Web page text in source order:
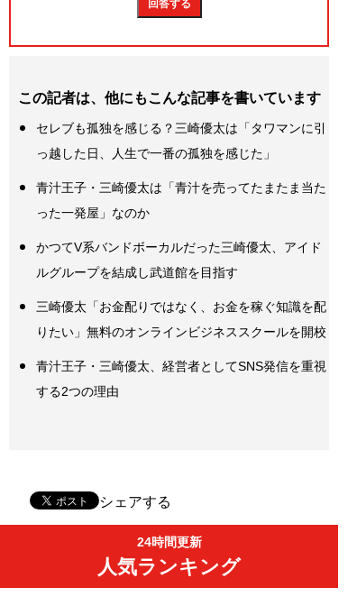
この記者は、他にもこんな記事を書いています
セレブも孤独を感じる？三崎優太は「タワマンに引
っ越した日、人生で一番の孤独を感じた」
青汁王子・三崎優太は「青汁を売ってたまたま当た
った一発屋」なのか
かつてV系バンドボーカルだった三崎優太、アイド
ルグループを結成し武道館を目指す
三崎優太「お金配りではなく、お金を稼ぐ知識を配
りたい」無料のオンラインビジネススクールを開校
青汁王子・三崎優太、経営者としてSNS発信を重視
する2つの理由
シェアする
24時間更新
人気ランキング